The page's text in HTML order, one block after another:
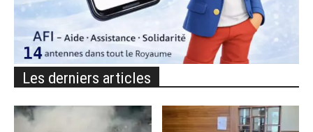
Les derniers articles